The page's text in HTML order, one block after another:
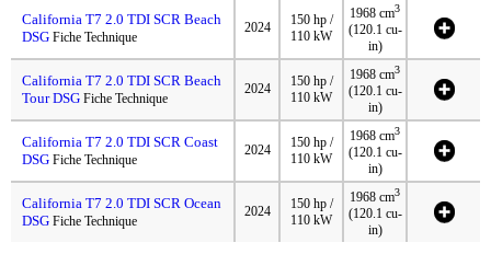
California T7 2.0 TDI SCR Beach
DSG Fiche Technique
2024
150 hp /
110 kW
1968 cm3
(120.1 cu-
in)
California T7 2.0 TDI SCR Beach
Tour DSG Fiche Technique
2024
150 hp /
110 kW
1968 cm3
(120.1 cu-
in)
California T7 2.0 TDI SCR Coast
DSG Fiche Technique
2024
150 hp /
110 kW
1968 cm3
(120.1 cu-
in)
California T7 2.0 TDI SCR Ocean
DSG Fiche Technique
2024
150 hp /
110 kW
1968 cm3
(120.1 cu-
in)